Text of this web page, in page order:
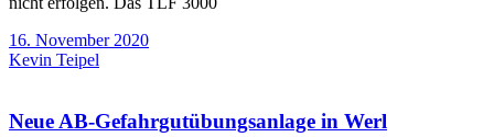
16. November 2020
Kevin Teipel
Neue AB-Gefahrgutübungsanlage in Werl